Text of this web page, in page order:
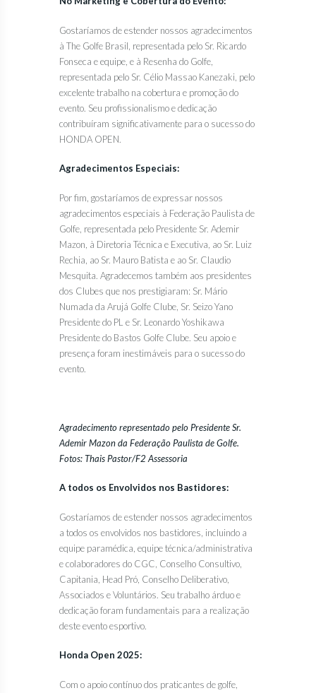
Gostaríamos de estender nossos agradecimentos
à The Golfe Brasil, representada pelo Sr. Ricardo
Fonseca e equipe, e à Resenha do Golfe,
representada pelo Sr. Célio Massao Kanezaki, pelo
excelente trabalho na cobertura e promoção do
evento. Seu profissionalismo e dedicação
contribuíram significativamente para o sucesso do
HONDA OPEN.
Agradecimentos Especiais:
Por fim, gostaríamos de expressar nossos
agradecimentos especiais à Federação Paulista de
Golfe, representada pelo Presidente Sr. Ademir
Mazon, à Diretoria Técnica e Executiva, ao Sr. Luiz
Rechia, ao Sr. Mauro Batista e ao Sr. Claudio
Mesquita. Agradecemos também aos presidentes
dos Clubes que nos prestigiaram: Sr. Mário
Numada da Arujá Golfe Clube, Sr. Seizo Yano
Presidente do PL e Sr. Leonardo Yoshikawa
Presidente do Bastos Golfe Clube. Seu apoio e
presença foram inestimáveis para o sucesso do
evento.
Agradecimento representado pelo Presidente Sr.
Ademir Mazon da Federação Paulista de Golfe.
Fotos: Thais Pastor/F2 Assessoria
A todos os Envolvidos nos Bastidores:
Gostaríamos de estender nossos agradecimentos
a todos os envolvidos nos bastidores, incluindo a
equipe paramédica, equipe técnica/administrativa
e colaboradores do CGC, Conselho Consultivo,
Capitania, Head Pró, Conselho Deliberativo,
Associados e Voluntários. Seu trabalho árduo e
dedicação foram fundamentais para a realização
deste evento esportivo.
Honda Open 2025:
Com o apoio contínuo dos praticantes de golfe,